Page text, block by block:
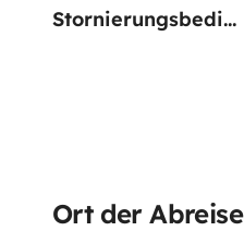
Stornierungsbedingungen
Ort der Abreise